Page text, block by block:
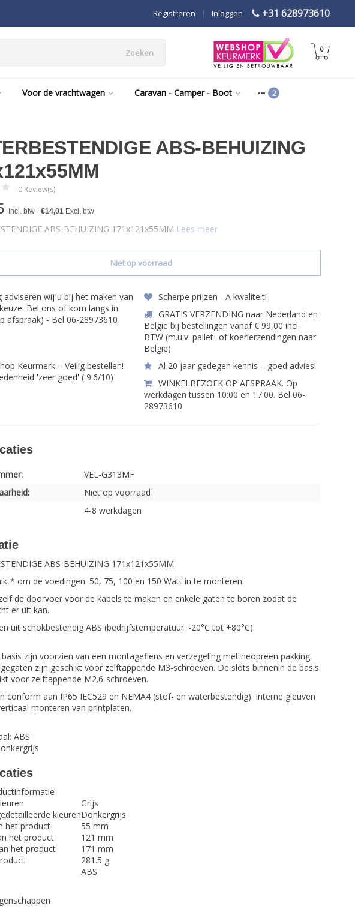
+31 628973610
Inloggen
|
Registreren
Zoeken 0
Voor de vrachtwagen Caravan - Camper - Boot
ABS-BEHUIZING
0 Review(s)
Incl. btw €14,01 Excl. btw
ABS-BEHUIZING 171x121x55MM Lees meer
Niet op voorraad
adviseren wij u bij het maken van
Bel ons of kom langs in
afspraak) - Bel 06-28973610
Scherpe prijzen - A kwaliteit!
GRATIS VERZENDING naar Nederland en
België bij bestellingen vanaf € 99,00 incl.
BTW (m.u.v. pallet- of koerierzendingen naar
België)
Keurmerk = Veilig bestellen!
'zeer goed' ( 9.6/10)
Al 20 jaar gedegen kennis = goed advies!
WINKELBEZOEK OP AFSPRAAK. Op
werkdagen tussen 10:00 en 17:00. Bel 06-
28973610
VEL-G313MF
Niet op voorraad
4-8 werkdagen
ABS-BEHUIZING 171x121x55MM
om de voedingen: 50, 75, 100 en 150 Watt in te monteren.
de doorvoer voor de kabels te maken en enkele gaten te boren zodat de
er uit kan.
uit schokbestendig ABS (bedrijfstemperatuur: -20°C tot +80°C).
zijn voorzien van een montageflens en verzegeling met neopreen pakking.
zijn geschikt voor zelftappende M3-schroeven. De slots binnenin de basis
voor zelftappende M2.6-schroeven.
conform aan IP65 IEC529 en NEMA4 (stof- en waterbestendig). Interne gleuven
monteren van printplaten.
ABS
Grijs
kleurenDonkergrijs
het product
55 mm
het product
121 mm
het product
171 mm
281.5 g
ABS